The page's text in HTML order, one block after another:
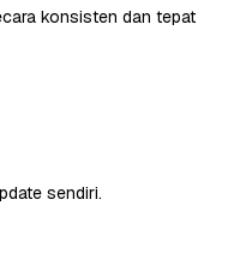
konsisten dan tepat
sendiri.